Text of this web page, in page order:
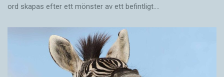
ord skapas efter ett mönster av ett befintligt.…